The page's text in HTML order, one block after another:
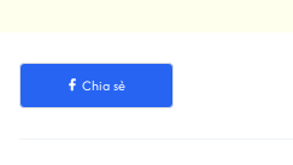
Chia sẻ